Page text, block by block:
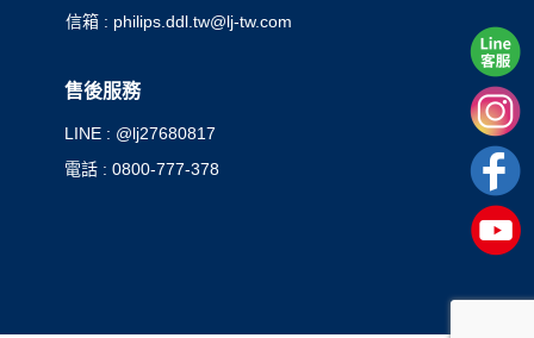
信箱 : philips.ddl.tw@lj-tw.com
售後服務
LINE : @lj27680817
電話 : 0800-777-378